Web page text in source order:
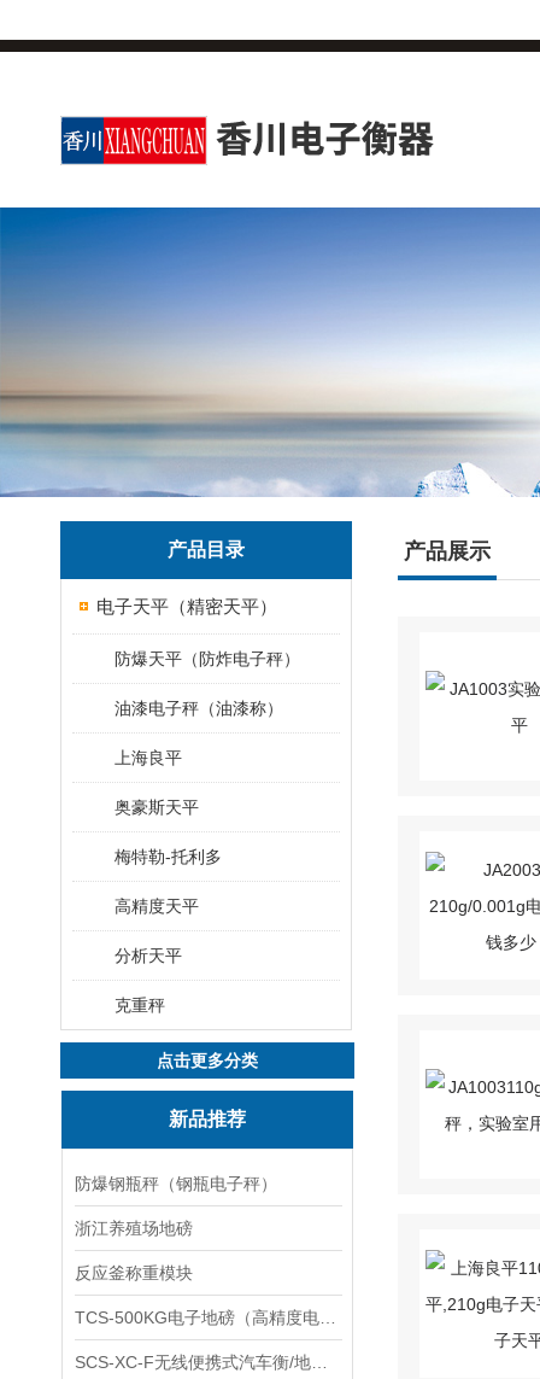
产品目录
电子天平（精密天平）
防爆天平（防炸电子秤）
油漆电子秤（油漆称）
上海良平
奥豪斯天平
梅特勒-托利多
高精度天平
分析天平
克重秤
点击更多分类
新品推荐
防爆钢瓶秤（钢瓶电子秤）
浙江养殖场地磅
反应釜称重模块
产品展示